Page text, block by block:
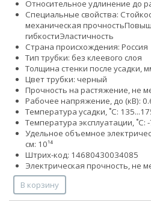
Относительное удлинение до
Специальные свойства:
механическая прочность
гибкостиЭластичность
Страна происхождения: Россия
Тип трубки: без клеевого слоя
Толщина стенки после усадки,
Цвет трубки: черный
Прочность на растяжение, не
Рабочее напряжение, до (кВ):
Температура усадки, ˚С:
Температура эксплуатации, ˚С:
Удельное объемное
см: 10¹⁴
Штрих-код: 14680430034085
Электрическая прочность, не
В корзину